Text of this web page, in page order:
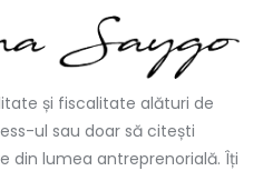
și fiscalitate alături de
ul sau doar să citești
din lumea antreprenorială. Îți